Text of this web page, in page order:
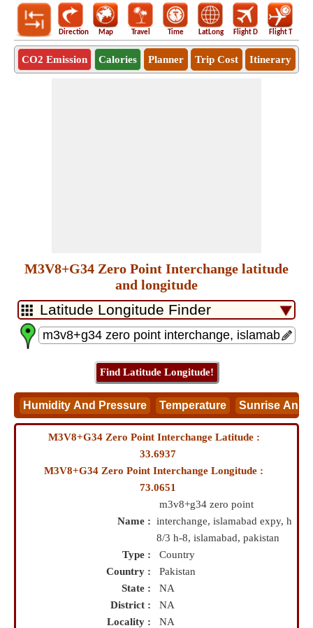
Direction Map Travel Time LatLong Flight D Flight T
CO2 Emission Calories Planner Trip Cost Itinerary
M3V8+G34 Zero Point Interchange latitude
and longitude
M3V8+G34 Zero Point Interchange Latitude :
33.6937
M3V8+G34 Zero Point Interchange Longitude :
73.0651
Name :
m3v8+g34 zero point
interchange, islamabad expy, h
8/3 h-8, islamabad, pakistan
Type :
Country
Country :
Pakistan
State :
NA
District :
NA
Locality :
NA